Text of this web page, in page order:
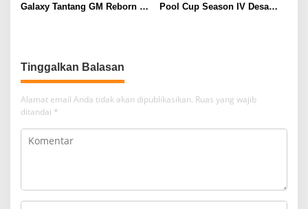
Galaxy Tantang GM Reborn di
Pool Cup Season IV Desa
Tinggalkan Balasan
Alamat email Anda tidak akan dipublikasikan. Ruas yang wajib
ditandai *